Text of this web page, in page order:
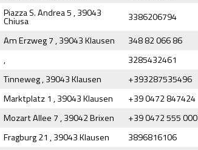
Piazza S. Andrea 5 , 39043
Chiusa 3386206794
Am Erzweg 7 , 39043 Klausen 348 82 066 86
, 3285432461
Tinneweg , 39043 Klausen +393287535496
Marktplatz 1 , 39043 Klausen +39 0472 847424
Mozart Allee 7 , 39042 Brixen +39 0472 555 000
Fragburg 21 , 39043 Klausen 3896816106